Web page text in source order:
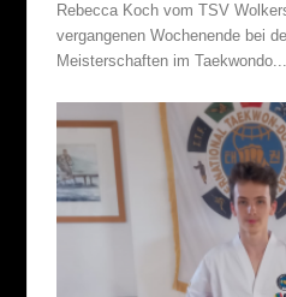
Rebecca Koch vom TSV
vergangenen Wochenende bei
Meisterschaften im Taekwondo...